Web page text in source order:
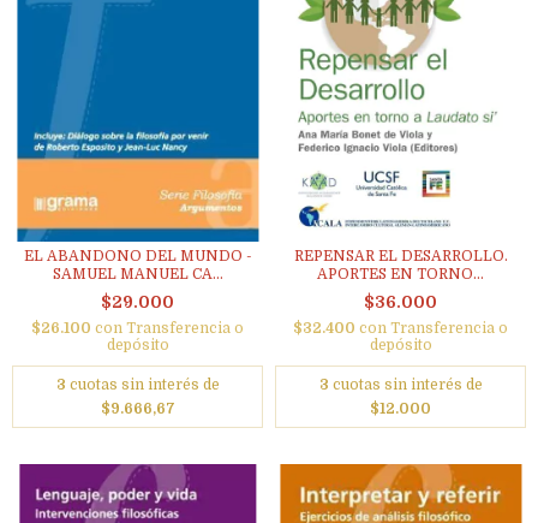
EL ABANDONO DEL MUNDO -
SAMUEL MANUEL CA...
$29.000
$26.100 con Transferencia o
depósito
3 cuotas sin interés de
$9.666,67
REPENSAR EL DESARROLLO.
APORTES EN TORNO...
$36.000
$32.400 con Transferencia o
depósito
3 cuotas sin interés de
$12.000